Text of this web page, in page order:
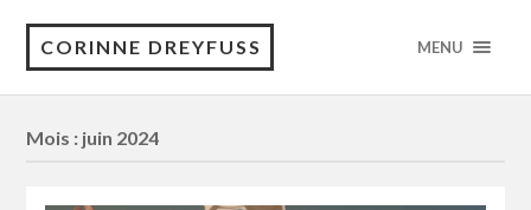
CORINNE DREYFUSS MENU
Mois : juin 2024